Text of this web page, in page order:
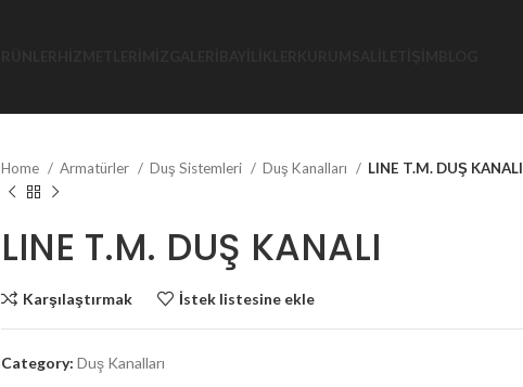
Home Armatürler Duş Sistemleri Duş Kanalları LINE T.M. DUŞ KANALI
LINE T.M. DUŞ KANALI
Karşılaştırmak İstek listesine ekle
Category: Duş Kanalları